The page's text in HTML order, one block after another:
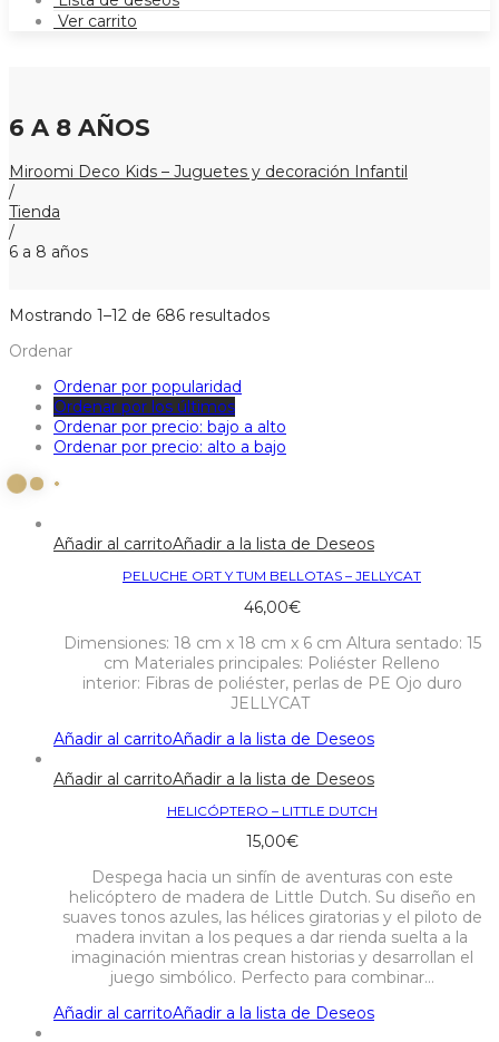
Ver carrito
6 A 8 AÑOS
Miroomi Deco Kids – Juguetes y decoración Infantil
/
Tienda
/
6 a 8 años
Mostrando 1–12 de 686 resultadosOrdenado
Ordenar
Ordenar por popularidad
Ordenar por los últimos
Ordenar por precio: bajo a alto
Ordenar por precio: alto a bajo
Añadir al carritoAñadir a la lista de Deseos
PELUCHE ORT Y TUM BELLOTAS – JELLYCAT
46,00€
Dimensiones: 18 cm x 18 cm x 6 cm Altura sentado: 15
cm Materiales principales: Poliéster Relleno
interior: Fibras de poliéster, perlas de PE Ojo duro
JELLYCAT
Añadir al carritoAñadir a la lista de Deseos
Añadir al carritoAñadir a la lista de Deseos
HELICÓPTERO – LITTLE DUTCH
15,00€
Despega hacia un sinfín de aventuras con este
helicóptero de madera de Little Dutch. Su diseño en
suaves tonos azules, las hélices giratorias y el piloto de
madera invitan a los peques a dar rienda suelta a la
imaginación mientras crean historias y desarrollan el
juego simbólico. Perfecto para combinar…
Añadir al carritoAñadir a la lista de Deseos